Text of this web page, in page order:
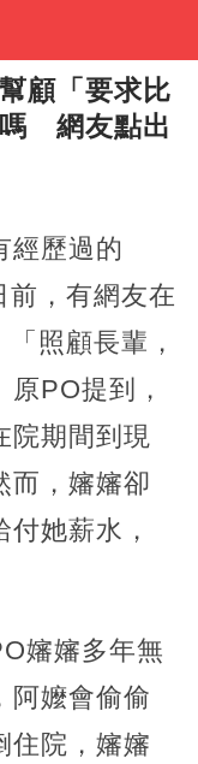
顧「要求比
嗎 網友點出
經歷過的
前，有網友在
照顧長輩，
PO提到，
院期間到現
而，嬸嬸卻
她薪水，
嬸嬸多年無
阿嬤會偷偷
住院，嬸嬸